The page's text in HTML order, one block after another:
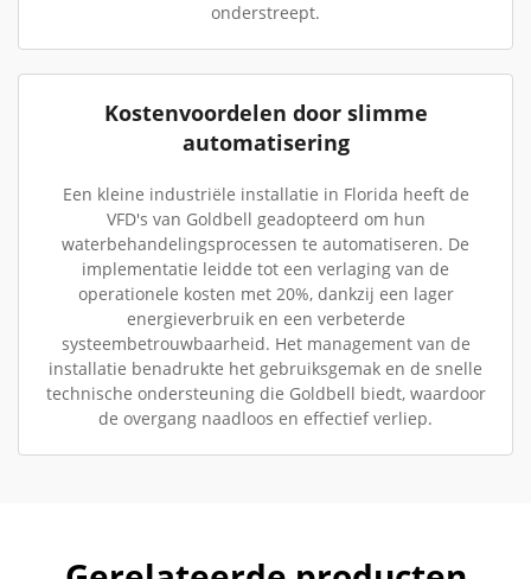
onderstreept.
Kostenvoordelen door slimme
automatisering
Een kleine industriële installatie in Florida heeft de
VFD's van Goldbell geadopteerd om hun
waterbehandelingsprocessen te automatiseren. De
implementatie leidde tot een verlaging van de
operationele kosten met 20%, dankzij een lager
energieverbruik en een verbeterde
systeembetrouwbaarheid. Het management van de
installatie benadrukte het gebruiksgemak en de snelle
technische ondersteuning die Goldbell biedt, waardoor
de overgang naadloos en effectief verliep.